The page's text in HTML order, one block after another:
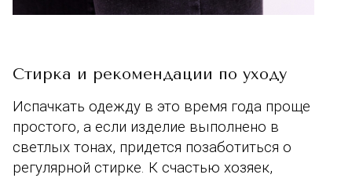
Стирка и рекомендации по уходу
Испачкать одежду в это время года проще
простого, а если изделие выполнено в
светлых тонах, придется позаботиться о
регулярной стирке. К счастью хозяек,